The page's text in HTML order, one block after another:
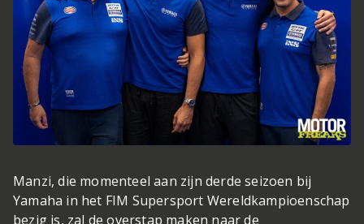
Manzi, die momenteel aan zijn derde seizoen bij
Yamaha in het FIM Supersport Wereldkampioenschap
bezig is, zal de overstap maken naar de